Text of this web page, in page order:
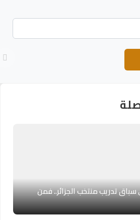
سباق تدريب منتخب الجزائر.. فمن